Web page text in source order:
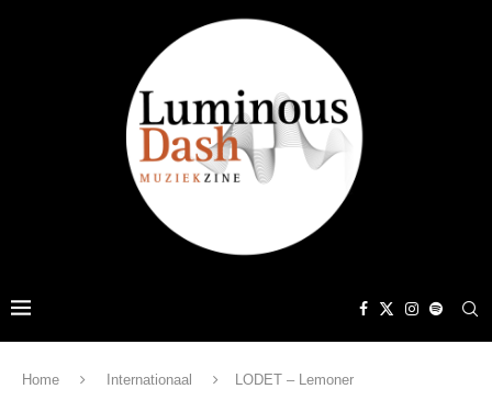
Home Internationaal LODET – Lemoner